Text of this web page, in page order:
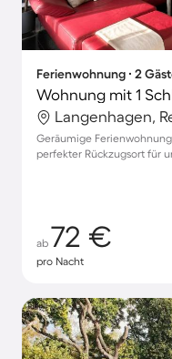
Ferienwohnung ∙ 2
Wohnung mit 1
Geräumige
perfekter Rückzugsort für
ab 72 €
pro Nacht